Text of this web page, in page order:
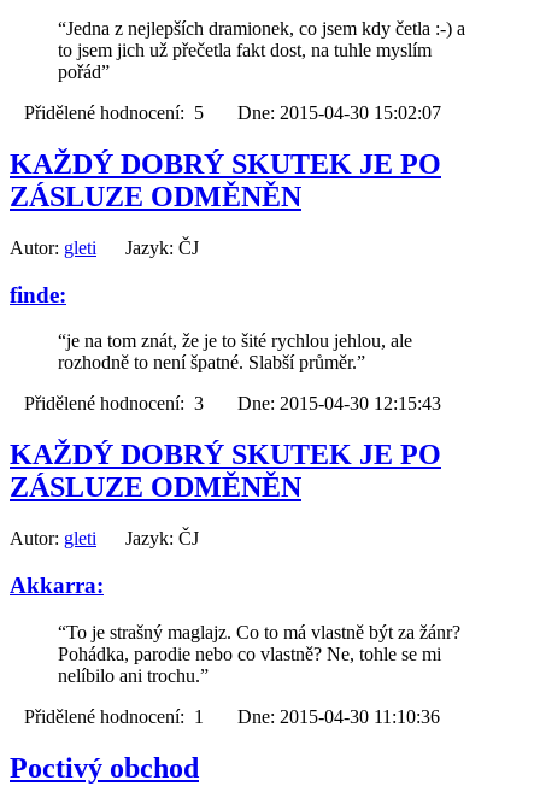
“Jedna z nejlepších dramionek, co jsem kdy četla :-) a
to jsem jich už přečetla fakt dost, na tuhle myslím
pořád”
Přidělené hodnocení: 5 Dne: 2015-04-30 15:02:07
KAŽDÝ DOBRÝ SKUTEK JE PO
ZÁSLUZE ODMĚNĚN
Autor: gleti Jazyk: ČJ
finde:
“je na tom znát, že je to šité rychlou jehlou, ale
rozhodně to není špatné. Slabší průměr.”
Přidělené hodnocení: 3 Dne: 2015-04-30 12:15:43
KAŽDÝ DOBRÝ SKUTEK JE PO
ZÁSLUZE ODMĚNĚN
Autor: gleti Jazyk: ČJ
Akkarra:
“To je strašný maglajz. Co to má vlastně být za žánr?
Pohádka, parodie nebo co vlastně? Ne, tohle se mi
nelíbilo ani trochu.”
Přidělené hodnocení: 1 Dne: 2015-04-30 11:10:36
Poctivý obchod